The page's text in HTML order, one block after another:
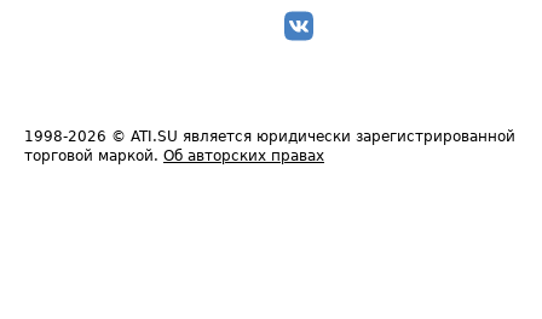
1998-2026 © ATI.SU является юридически зарегистрированной
торговой маркой. Об авторских правах